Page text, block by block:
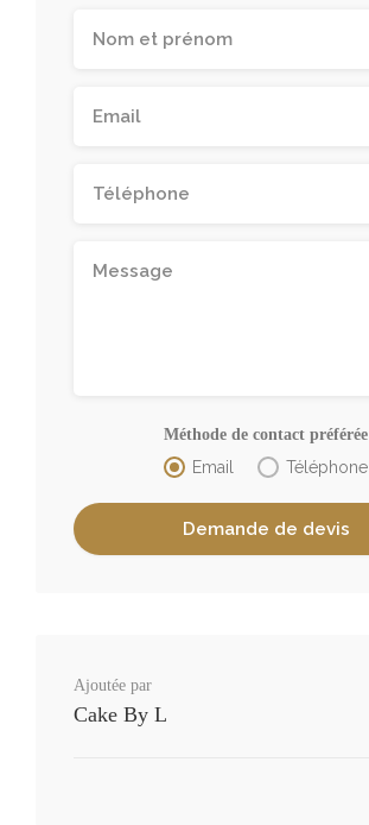
Méthode de contact préférée
Email Téléphone
Ajoutée par
Cake By L